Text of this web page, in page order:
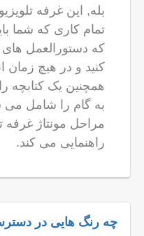
بله, این غرفه
تمام کاری که شما
که دستورالعمل های
کنید و در هیچ زمان
همچنین یک کتابچه
به گام را شامل می
مراحل مونتاژ غرفه
راهنمایی می کند.
چه رنگ هایی در